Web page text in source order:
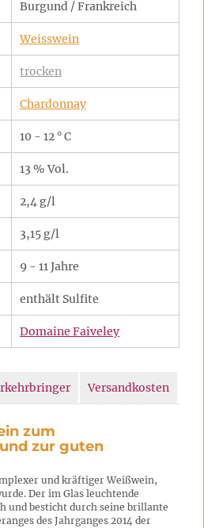
Burgund / Frankreich
Weisswein
trocken
Chardonnay
10 - 12 ° C
13 % Vol.
2,4 g/l
3,15 g/l
9 - 11 Jahre
enthält Sulfite
Domaine Faiveley
Versandkosten
zum
zur guten
und kräftiger Weißwein,
Der im Glas leuchtende
und besticht durch seine brillante
des Jahrganges 2014 der